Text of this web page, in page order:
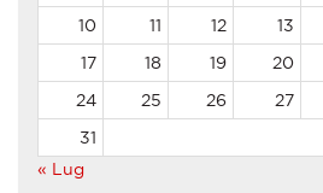
« Lug
10
11 12 13
17
18 19 20
24
25 26 27
31